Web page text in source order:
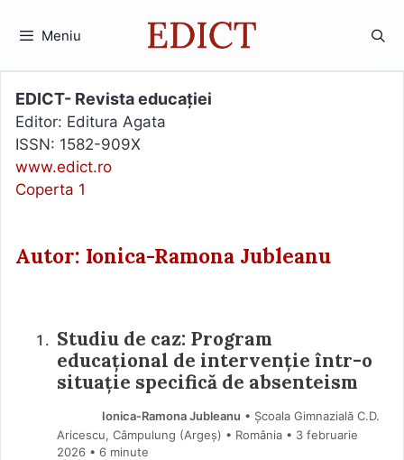
Meniu
EDICT- Revista educației
Editor: Editura Agata
ISSN: 1582-909X
www.edict.ro
Coperta 1
Autor: Ionica-Ramona Jubleanu
Studiu de caz: Program
educațional de intervenție într-o
situație specifică de absenteism
Ionica-Ramona Jubleanu • Școala Gimnazială C.D.
Aricescu, Câmpulung (Argeş) • România
3 februarie
2026 • 6 minute